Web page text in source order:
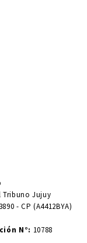
Tribuno Jujuy
- CP (A4412BYA)
N°: 10788